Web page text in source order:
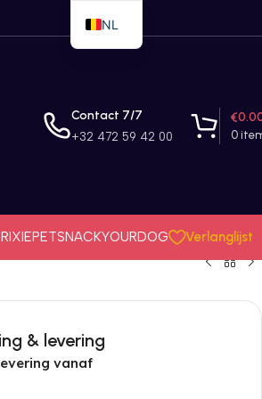
Contact 7/7
+32 472 59 42 00 0
€
PETSNACKYOURDOG
Verlanglijst
& levering
vanaf
NL
EN